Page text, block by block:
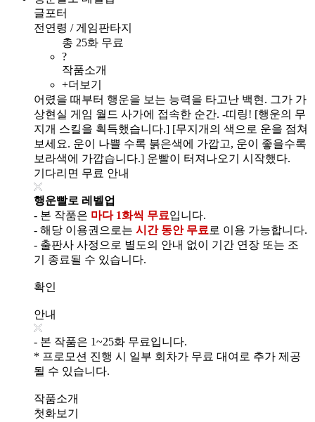
글포터
전연령 / 게임판타지
총 25화 무료
?
작품소개
+더보기
어렸을 때부터 행운을 보는 능력을 타고난 백현. 그가 가
상현실 게임 월드 사가에 접속한 순간. -띠링! [행운의 무
지개 스킬을 획득했습니다.] [무지개의 색으로 운을 점쳐
보세요. 운이 나쁠 수록 붉은색에 가깝고, 운이 좋을수록
보라색에 가깝습니다.] 운빨이 터져나오기 시작했다.
기다리면 무료 안내
행운빨로 레벨업
- 본 작품은 마다 1화씩 무료입니다.
- 해당 이용권으로는 시간 동안 무료 로 이용 가능합니다.
- 출판사 사정으로 별도의 안내 없이 기간 연장 또는 조
기 종료될 수 있습니다.
확인
안내
- 본 작품은 1~25화 무료입니다.
* 프로모션 진행 시 일부 회차가 무료 대여로 추가 제공
될 수 있습니다.
작품소개
첫화보기